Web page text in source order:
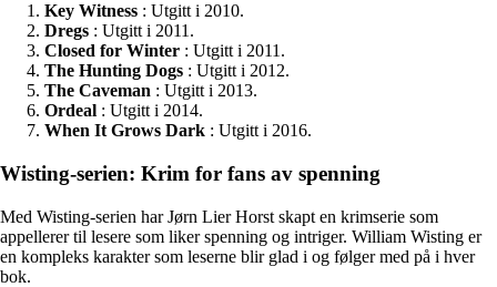
Key Witness : Utgitt i 2010.
Dregs : Utgitt i 2011.
Closed for Winter : Utgitt i 2011.
The Hunting Dogs : Utgitt i 2012.
The Caveman : Utgitt i 2013.
Ordeal : Utgitt i 2014.
When It Grows Dark : Utgitt i 2016.
Wisting-serien: Krim for fans av spenning
Med Wisting-serien har Jørn Lier Horst skapt en krimserie som
appellerer til lesere som liker spenning og intriger. William Wisting er
en kompleks karakter som leserne blir glad i og følger med på i hver
bok.